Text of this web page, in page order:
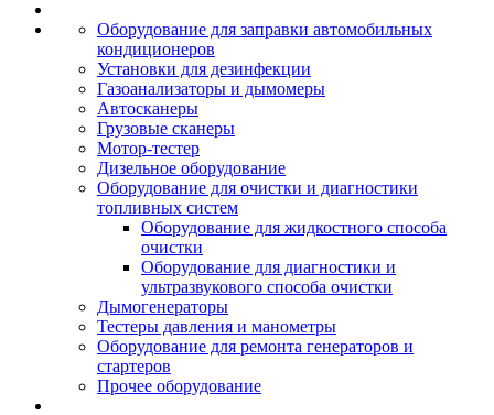
Оборудование для заправки автомобильных
кондиционеров
Установки для дезинфекции
Газоанализаторы и дымомеры
Автосканеры
Грузовые сканеры
Мотор-тестер
Дизельное оборудование
Оборудование для очистки и диагностики
топливных систем
Оборудование для жидкостного способа
очистки
Оборудование для диагностики и
ультразвукового способа очистки
Дымогенераторы
Тестеры давления и манометры
Оборудование для ремонта генераторов и
стартеров
Прочее оборудование